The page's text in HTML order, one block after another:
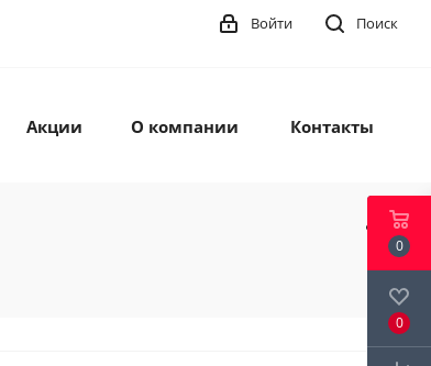
Поиск
Войти
Акции О компании Контакты
0
0